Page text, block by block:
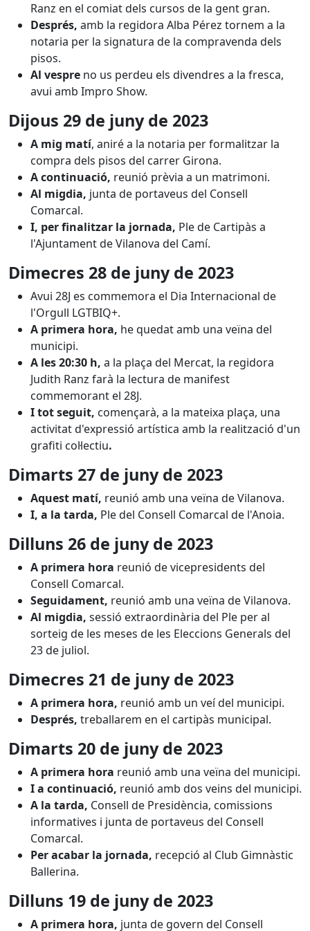
Ranz en el comiat dels cursos de la gent gran.
Després, amb la regidora Alba Pérez tornem a la
notaria per la signatura de la compravenda dels
pisos.
Al vespre no us perdeu els divendres a la fresca,
avui amb Impro Show.
Dijous 29 de juny de 2023
A mig matí, aniré a la notaria per formalitzar la
compra dels pisos del carrer Girona.
A continuació, reunió prèvia a un matrimoni.
Al migdia, junta de portaveus del Consell
Comarcal.
I, per finalitzar la jornada, Ple de Cartipàs a
l'Ajuntament de Vilanova del Camí.
Dimecres 28 de juny de 2023
Avui 28J es commemora el Dia Internacional de
l'Orgull LGTBIQ+.
A primera hora, he quedat amb una veïna del
municipi.
A les 20:30 h, a la plaça del Mercat, la regidora
Judith Ranz farà la lectura de manifest
commemorant el 28J.
I tot seguit, començarà, a la mateixa plaça, una
activitat d'expressió artística amb la realització d'un
grafiti col·lectiu.
Dimarts 27 de juny de 2023
Aquest matí, reunió amb una veïna de Vilanova.
I, a la tarda, Ple del Consell Comarcal de l'Anoia.
Dilluns 26 de juny de 2023
A primera hora reunió de vicepresidents del
Consell Comarcal.
Seguidament, reunió amb una veïna de Vilanova.
Al migdia, sessió extraordinària del Ple per al
sorteig de les meses de les Eleccions Generals del
23 de juliol.
Dimecres 21 de juny de 2023
A primera hora, reunió amb un veí del municipi.
Després, treballarem en el cartipàs municipal.
Dimarts 20 de juny de 2023
A primera hora reunió amb una veïna del municipi.
I a continuació, reunió amb dos veins del municipi.
A la tarda, Consell de Presidència, comissions
informatives i junta de portaveus del Consell
Comarcal.
Per acabar la jornada, recepció al Club Gimnàstic
Ballerina.
Dilluns 19 de juny de 2023
A primera hora, junta de govern del Consell